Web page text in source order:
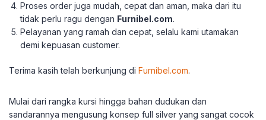
Proses order juga mudah, cepat dan aman, maka dari itu
tidak perlu ragu dengan Furnibel.com.
Pelayanan yang ramah dan cepat, selalu kami utamakan
demi kepuasan customer.
Terima kasih telah berkunjung di Furnibel.com.
Mulai dari rangka kursi hingga bahan dudukan dan
sandarannya mengusung konsep full silver yang sangat cocok